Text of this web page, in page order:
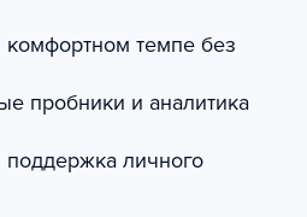
темпе без
пробники и аналитика
поддержка личного